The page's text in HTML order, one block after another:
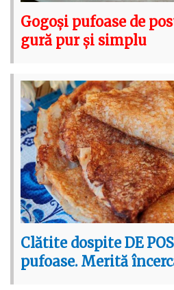
Gogoși pufoase de
gură pur și simplu
Clătite dospite DE
pufoase. Merită